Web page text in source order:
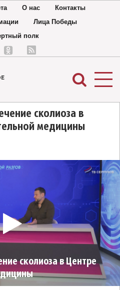
О нас
Контакты
Лица Победы
полк
сколиоза в
медицины
сколиоза в Центре